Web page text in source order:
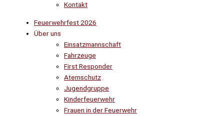
Kontakt
Feuerwehrfest 2026
Über uns
Einsatzmannschaft
Fahrzeuge
First Responder
Atemschutz
Jugendgruppe
Kinderfeuerwehr
Frauen in der Feuerwehr